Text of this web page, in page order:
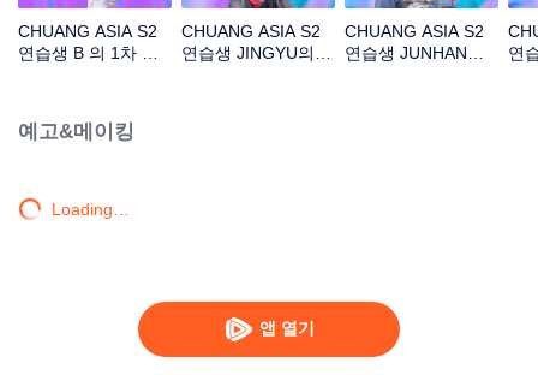
앱 열기
CHUANG ASIA S2
연습생 B 의 1차 공
CHUANG ASIA S2
연습생 JINGYU의 1
CHUANG ASIA S2
연습생 JUNHAN의 1
연
예고&메이킹
Loading…